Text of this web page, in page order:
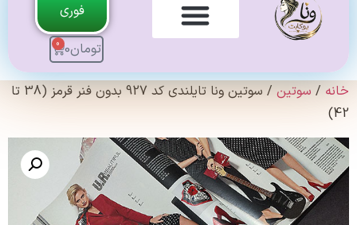
فوری
0
سوتین / سوتین ونا تایلندی کد 927 بدون فنر قرمز (38 تا